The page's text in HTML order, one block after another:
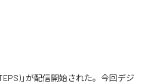
」が配信開始された。今回デジ